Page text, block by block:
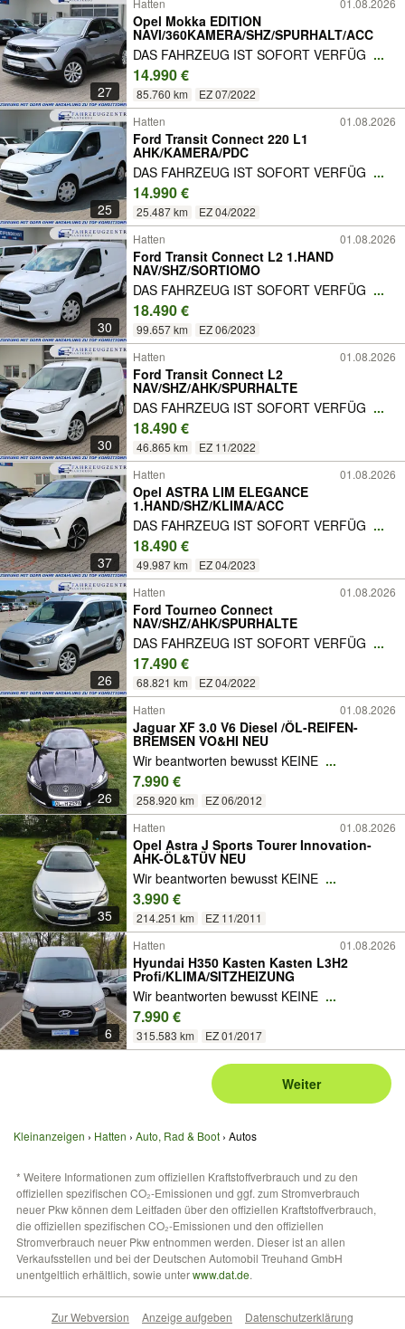
27
Hatten 01.08.2026
Opel Mokka EDITION
NAVI/360KAMERA/SHZ/SPURHALT/ACC
DAS FAHRZEUG IST SOFORT VERFÜG ...
14.990 €
85.760 km EZ 07/2022
25
Hatten 01.08.2026
Ford Transit Connect 220 L1
AHK/KAMERA/PDC
DAS FAHRZEUG IST SOFORT VERFÜG ...
14.990 €
25.487 km EZ 04/2022
30
Hatten 01.08.2026
Ford Transit Connect L2 1.HAND
NAV/SHZ/SORTIOMO
DAS FAHRZEUG IST SOFORT VERFÜG ...
18.490 €
99.657 km EZ 06/2023
30
Hatten 01.08.2026
Ford Transit Connect L2
NAV/SHZ/AHK/SPURHALTE
DAS FAHRZEUG IST SOFORT VERFÜG ...
18.490 €
46.865 km EZ 11/2022
37
Hatten 01.08.2026
Opel ASTRA LIM ELEGANCE
1.HAND/SHZ/KLIMA/ACC
DAS FAHRZEUG IST SOFORT VERFÜG ...
18.490 €
49.987 km EZ 04/2023
26
Hatten 01.08.2026
Ford Tourneo Connect
NAV/SHZ/AHK/SPURHALTE
DAS FAHRZEUG IST SOFORT VERFÜG ...
17.490 €
68.821 km EZ 04/2022
26
Hatten 01.08.2026
Jaguar XF 3.0 V6 Diesel /ÖL-REIFEN-
BREMSEN VO&HI NEU
Wir beantworten bewusst KEINE ...
7.990 €
258.920 km EZ 06/2012
35
Hatten 01.08.2026
Opel Astra J Sports Tourer Innovation-
AHK-ÖL&TÜV NEU
Wir beantworten bewusst KEINE ...
3.990 €
214.251 km EZ 11/2011
6
Hatten 01.08.2026
Hyundai H350 Kasten Kasten L3H2
Profi/KLIMA/SITZHEIZUNG
Wir beantworten bewusst KEINE ...
7.990 €
315.583 km EZ 01/2017
Weiter
Kleinanzeigen Hatten Auto, Rad & Boot Autos
* Weitere Informationen zum offiziellen Kraftstoffverbrauch und zu den
offiziellen spezifischen CO₂-Emissionen und ggf. zum Stromverbrauch
neuer Pkw können dem Leitfaden über den offiziellen Kraftstoffverbrauch,
die offiziellen spezifischen CO₂-Emissionen und den offiziellen
Stromverbrauch neuer Pkw entnommen werden. Dieser ist an allen
Verkaufsstellen und bei der Deutschen Automobil Treuhand GmbH
unentgeltlich erhältlich, sowie unterwww.dat.de.
Zur Webversion Anzeige aufgeben Datenschutzerklärung